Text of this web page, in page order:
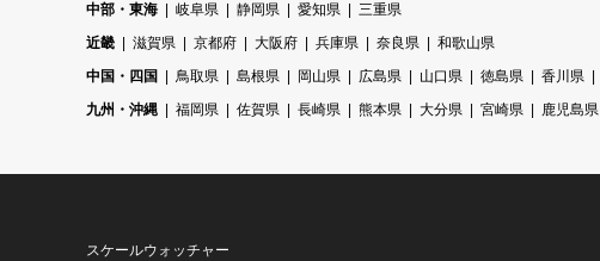
中部・東海
岐阜県 静岡県 愛知県
三重県
近畿
滋賀県 京都府 大阪府 兵庫県 奈良県
和歌山県
中国・四国
鳥取県 島根県 岡山県 広島県 山口県 徳島県 香川県
九州・沖縄
福岡県 佐賀県 長崎県 熊本県 大分県 宮崎県 鹿児島県
スケールウォッチャー